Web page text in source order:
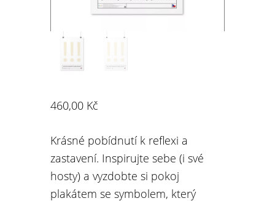
460,00 Kč
Krásné pobídnutí k reflexi a
zastavení. Inspirujte sebe (i své
hosty) a vyzdobte si pokoj
plakátem se symbolem, který